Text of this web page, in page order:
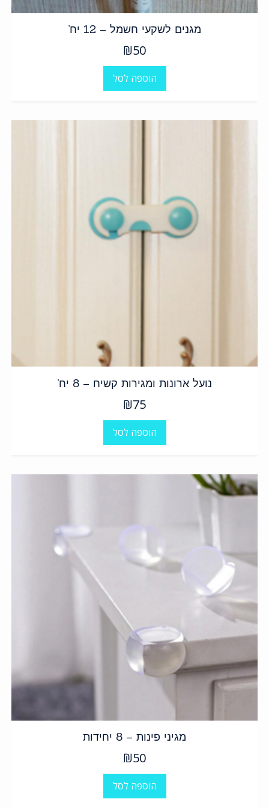
מגנים לשקעי חשמל – 12 יח’
₪50
הוספה לסל
נועל ארונות ומגירות קשיח – 8 יח’
₪75
הוספה לסל
מגיני פינות – 8 יחידות
₪50
הוספה לסל